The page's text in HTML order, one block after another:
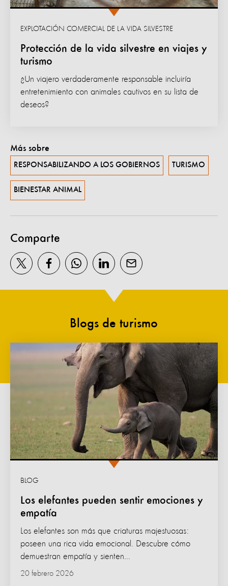
Protección de la vida silvestre en viajes y
turismo
EXPLOTACIÓN COMERCIAL DE LA VIDA SILVESTRE
¿Un viajero verdaderamente responsable incluiría
entretenimiento con animales cautivos en su lista de
deseos?
Más sobre
RESPONSABILIZANDO A LOS GOBIERNOS TURISMO
BIENESTAR ANIMAL
Comparte
Blogs de turismo
Los elefantes pueden sentir emociones y
empatía
BLOG
20 febrero 2026
Los elefantes son más que criaturas majestuosas:
poseen una rica vida emocional. Descubre cómo
demuestran empatía y sienten...